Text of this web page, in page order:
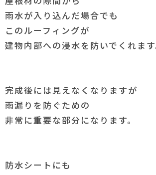
雨水が入り込んだ場合でも
このルーフィングが
建物内部への浸水を防いでくれます
完成後には見えなくなりますが
雨漏りを防ぐための
非常に重要な部分になります。
防水シートにも